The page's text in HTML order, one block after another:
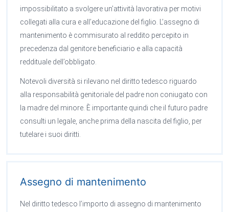
impossibilitato a svolgere un’attività lavorativa per motivi
collegati alla cura e all’educazione del figlio. L’assegno di
mantenimento è commisurato al reddito percepito in
precedenza dal genitore beneficiario e alla capacità
reddituale dell’obbligato.
Notevoli diversità si rilevano nel diritto tedesco riguardo
alla responsabilità genitoriale del padre non coniugato con
la madre del minore. È importante quindi che il futuro padre
consulti un legale, anche prima della nascita del figlio, per
tutelare i suoi diritti.
Assegno di mantenimento
Nel diritto tedesco l’importo di assegno di mantenimento